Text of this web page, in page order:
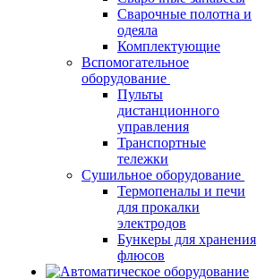
Сварочные полотна и
одеяла
Комплектующие
Вспомогательное
оборудование
Пульты
дистанционного
управления
Транспортные
тележки
Сушильное оборудование
Термопеналы и печи
для прокалки
электродов
Бункеры для хранения
флюсов